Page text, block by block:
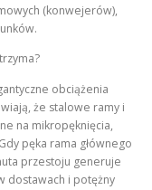
(konwejerów),
obciążenia
że stalowe ramy i
na mikropęknięcia,
pęka rama głównego
przestoju generuje
dostawach i potężny